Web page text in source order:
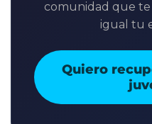
comunidad que te
igual tu
Quiero